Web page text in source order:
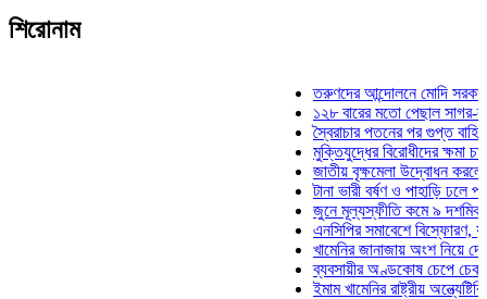
শিরোনাম
তরুণদের আন্দোলনে মোদি সরকার
১২৮ বারের মতো পেছাল সাগর-রুনি
স্বৈরাচার পতনের পর গুপ্ত বাহিনীর
মুক্তিযুদ্ধের বিরোধীদের ক্ষমা চাইতে
জাতীয় বৃক্ষমেলা উদ্বোধন করলেন
টানা ভারী বর্ষণ ও পাহাড়ি ঢলে
জুনে মূল্যস্ফীতি কমে ৯ দশমিক ১৬
এনসিপির সমাবেশে বিস্ফোরণ,
খামেনির জানাজায় অংশ নিয়ে দেশে
ব্যবসায়ীর অণ্ডকোষ চেপে চেক-
ইমাম খামেনির রাষ্ট্রীয়